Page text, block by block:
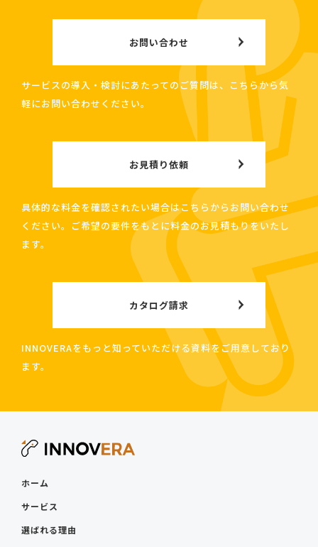
お問い合わせ
サービスの導入・検討にあたってのご質問は、こちらから気
軽にお問い合わせください。
お見積り依頼
具体的な料金を確認されたい場合はこちらからお問い合わせ
ください。ご希望の要件をもとに料金のお見積もりをいたし
ます。
カタログ請求
INNOVERAをもっと知っていただける資料をご用意しており
ます。
ホーム
サービス
選ばれる理由